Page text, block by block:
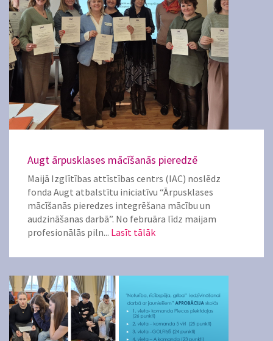
Augt ārpusklases mācīšanās pieredzē
Maijā Izglītības attīstības centrs (IAC) noslēdz
fonda Augt atbalstītu iniciatīvu “Ārpusklases
mācīšanās pieredzes integrēšana mācību un
audzināšanas darbā”. No februāra līdz maijam
profesionālās piln... Lasīt tālāk